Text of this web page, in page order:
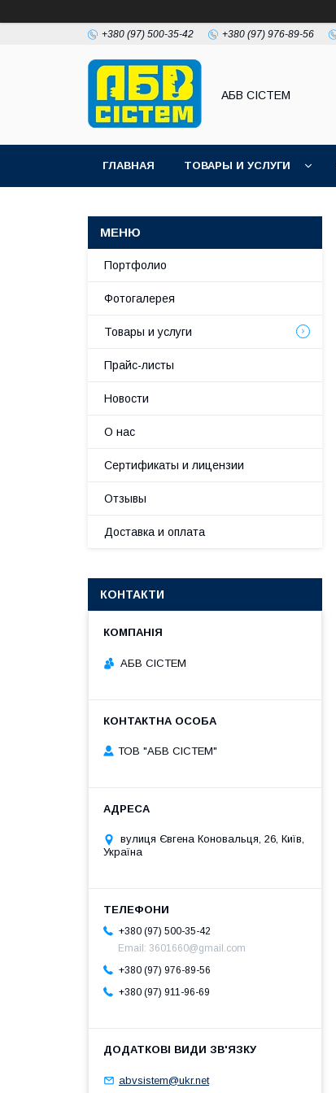
+380 (97) 500-35-42 +380 (97) 976-89-56
АБВ СІСТЕМ
ГЛАВНАЯ ТОВАРЫ И УСЛУГИ
Портфолио
Фотогалерея
Товары и услуги
Прайс-листы
Новости
О нас
Сертификаты и лицензии
Отзывы
Доставка и оплата
КОНТАКТИ
АБВ СІСТЕМ
ТОВ "АБВ СІСТЕМ"
вулиця Євгена Коновальця, 26, Київ,
Україна
+380 (97) 500-35-42
Email: 3601660@gmail.com
+380 (97) 976-89-56
+380 (97) 911-96-69
abvsistem@ukr.net